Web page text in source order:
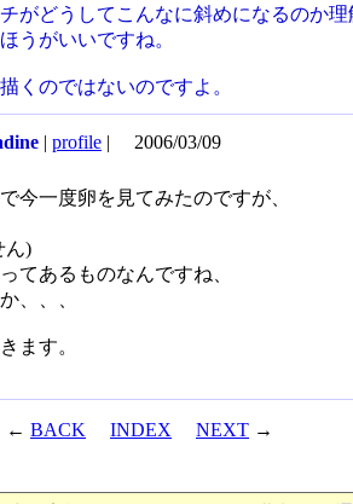
がどうしてこんなに斜めになるのか
うがいいですね。
くのではないのですよ。
| profile |
2006/03/09
今一度卵を見てみたのですが、
ん)
てあるものなんですね、
、、、
ます。
← BACK INDEX NEXT →